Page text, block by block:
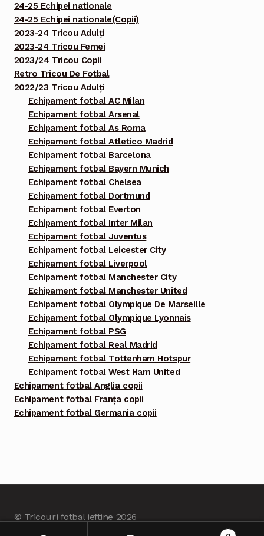
24-25 Echipei nationale
24-25 Echipei nationale(Copii)
2023-24 Tricou Adulți
2023-24 Tricou Femei
2023/24 Tricou Copii
Retro Tricou De Fotbal
2022/23 Tricou Adulți
Echipament fotbal AC Milan
Echipament fotbal Arsenal
Echipament fotbal As Roma
Echipament fotbal Atletico Madrid
Echipament fotbal Barcelona
Echipament fotbal Bayern Munich
Echipament fotbal Chelsea
Echipament fotbal Dortmund
Echipament fotbal Everton
Echipament fotbal Inter Milan
Echipament fotbal Juventus
Echipament fotbal Leicester City
Echipament fotbal Liverpool
Echipament fotbal Manchester City
Echipament fotbal Manchester United
Echipament fotbal Olympique De Marseille
Echipament fotbal Olympique Lyonnais
Echipament fotbal PSG
Echipament fotbal Real Madrid
Echipament fotbal Tottenham Hotspur
Echipament fotbal West Ham United
Echipament fotbal Anglia copii
Echipament fotbal Franța copii
Echipament fotbal Germania copii
© Tricouri fotbal ieftine 2026